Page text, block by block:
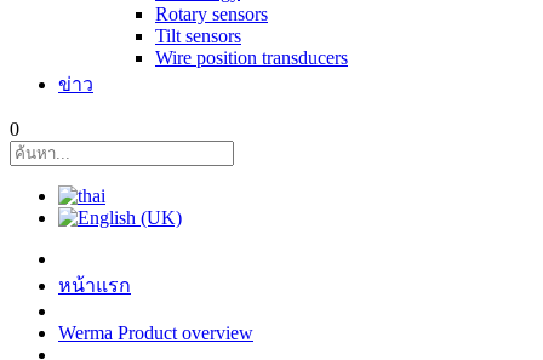
Rotary sensors
Tilt sensors
Wire position transducers
ข่าว
0
หน้าแรก
Werma Product overview